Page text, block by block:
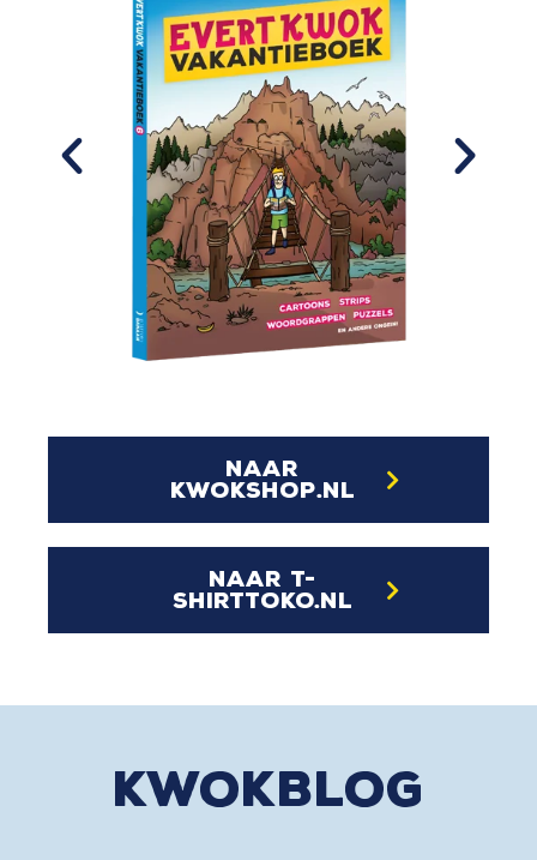
naar
kwokshop.nl
naar t-
shirttoko.nl
kwokblog